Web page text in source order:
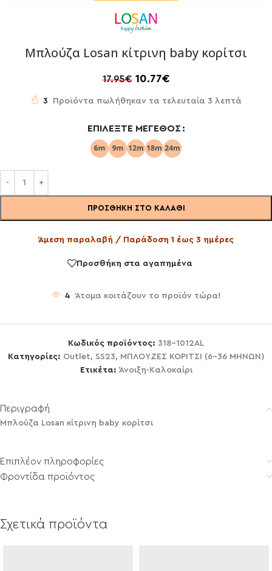
Μπλούζα Losan κίτρινη baby κορίτσι
17.95€ 10.77€
3 Προϊόντα πωλήθηκαν τα τελευταία 3 λεπτά
ΕΠΙΛΈΞΤΕ ΜΈΓΕΘΟΣ
ΠΡΟΣΘΉΚΗ ΣΤΟ ΚΑΛΆΘΙ
Άμεση παραλαβή / Παράδοση 1 έως 3 ημέρες
Προσθήκη στα αγαπημένα
4 Άτομα κοιτάζουν το προϊόν τώρα!
Κωδικός προϊόντος: 318-1012AL
Κατηγορίες: Outlet, SS23, ΜΠΛΟΥΖΕΣ ΚΟΡΙΤΣΙ (6-36 ΜΗΝΩΝ)
Ετικέτα: Άνοιξη-Καλοκαίρι
Περιγραφή
Μπλούζα Losan κίτρινη baby κορίτσι
Επιπλέον πληροφορίες
Φροντίδα προϊόντος
Σχετικά προϊόντα